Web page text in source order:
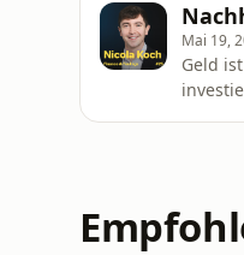
dieser
Mai 19,
Geld